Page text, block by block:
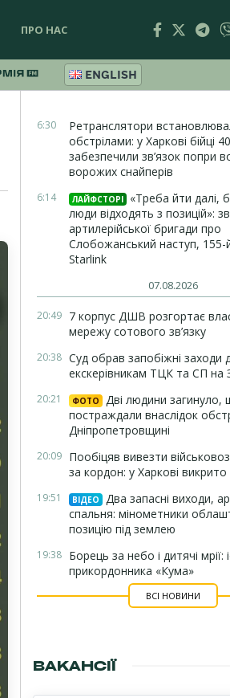
ПРО НАС
ENGLISH
6:30
Ретранслятори
обстрілами: у Харкові бійці
забезпечили зв’язок попри
ворожих снайперів
6:14 ЛАЙФСТОРІ
«Треба йти далі,
люди відходять з позицій»:
артилерійської бригади про
Слобожанський наступ, 155-й
Starlink
07.08.2026
20:49 7 корпус ДШВ розгортає
мережу сотового зв’язку
20:38 Суд обрав запобіжні заходи
екскерівникам ТЦК та СП на
20:21 ФОТО
Дві людини загинуло,
постраждали внаслідок
Дніпропетровщині
20:09 Пообіцяв вивезти
за кордон: у Харкові
19:51 ВІДЕО
Два запасні виходи,
спальня: мінометники
позицію під землею
19:38 Борець за небо і дитячі мрії:
прикордонника «Кума»
ВСІ НОВИНИ
ВАКАНСІЇ